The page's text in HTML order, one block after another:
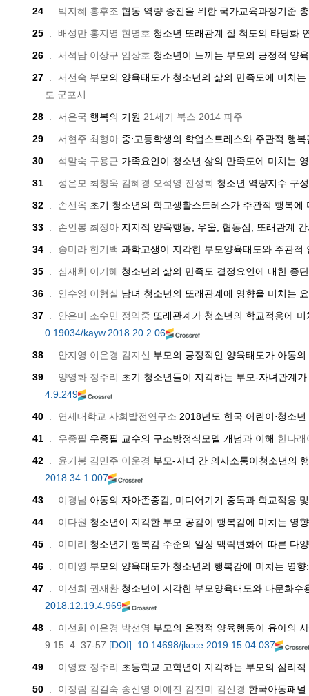
24 . 박지혜 홍후조 협동 역량 증진을 위한 국가교육과정기준
25 . 배성만 홍지영 현명호 청소년 또래관계 질 척도의 타당화
26 . 서석남 이상구 임상호 청소년이 느끼는 부모의 긍정적 양
27 . 서선숙 부모의 양육태도가 청소년의 삶의 만족도에 미치
도 군포시
28 . 서은국 행복의 기원 21세기 북스 2014 파주
29 . 서현주 최형아 중⋅고등학생의 학업스트레스와 주관적 행
30 . 석말숙 구용근 가족요인이 청소년 삶의 만족도에 미치는
31 . 성은모 최창욱 김혜경 오석영 진성희 청소년 역량지수 구
32 . 손선옥 초기 청소년의 학교생활스트레스가 주관적 행복
33 . 손인봉 최정아 지지적 양육행동, 우울, 협동심, 또래관계
34 . 송미라 한기백 과학고생이 지각한 부모양육태도와 주관
35 . 심재휘 이기혜 청소년의 삶의 만족도 결정요인에 대한 종
36 . 안수영 이형실 남녀 청소년의 또래관계에 영향을 미치는
37 . 안은미 조수민 정익중 또래관계가 청소년의 학교적응에
0.19034/kayw.2018.20.2.06
38 . 안지영 이은경 김지신 부모의 긍정적인 양육태도가 아동
39 . 양영화 정주리 초기 청소년들이 지각하는 부모-자녀관계
4.9.249
40 . 연세대학교 사회발전연구소 2018년도 한국 어린이⋅청소
41 . 우종필 우종필 교수의 구조방정식모델 개념과 이해 한나래
42 . 윤기봉 김민주 이운경 부모-자녀 간 의사소통이청소년의
2018.34.1.007
43 . 이경님 아동의 자아존중감, 미디어기기 중독과 학교적응
44 . 이다원 청소년이 지각한 부모 공감이 행복감에 미치는 영
45 . 이미리 청소년기 행복감 수준의 일상 맥락변화에 따른 다
46 . 이미영 부모의 양육태도가 청소년의 행복감에 미치는 영
47 . 이선희 권재환 청소년이 지각한 부모양육태도와 다문화
2018.12.19.4.969
48 . 이선희 이은경 박선영 부모의 온정적 양육행동이 유아의
9 15. 4. 37-57 [DOI]: 10.14698/jkcce.2019.15.04.037
49 . 이영효 정주리 초등학교 고학년이 지각하는 부모의 심리
50 . 이정림 김길숙 송신영 이예진 김진미 김신경 한국아동패